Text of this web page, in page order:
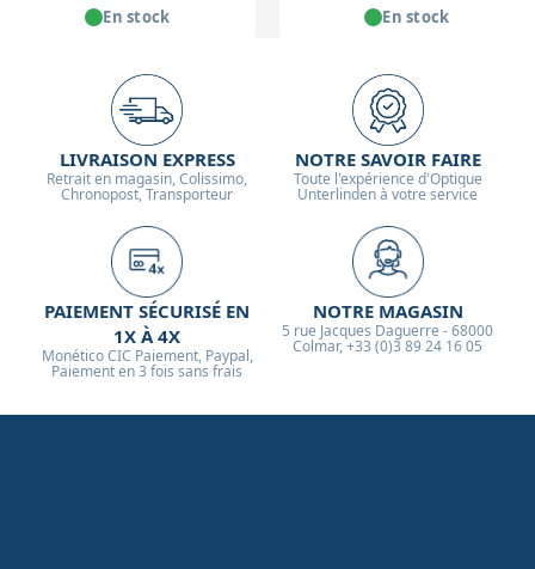
En stock En stock
LIVRAISON EXPRESS
Retrait en magasin, Colissimo,
Chronopost, Transporteur
NOTRE SAVOIR FAIRE
Toute l'expérience d'Optique
Unterlinden à votre service
PAIEMENT SÉCURISÉ EN
1X À 4X
Monético CIC Paiement, Paypal,
Paiement en 3 fois sans frais
NOTRE MAGASIN
5 rue Jacques Daguerre - 68000
Colmar, +33 (0)3 89 24 16 05